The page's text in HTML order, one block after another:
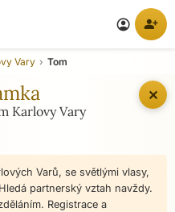
account_circle person_add
✕
Vary Tom
Karlovy Vary
Varů, se světlými vlasy,
partnerský vztah navždy.
Registrace a